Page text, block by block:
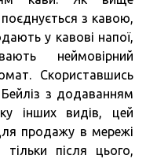
з кавою,
у кавові напої,
неймовірний
Скориставшись
з додаванням
інших видів, цей
продажу в мережі
тільки після цього,